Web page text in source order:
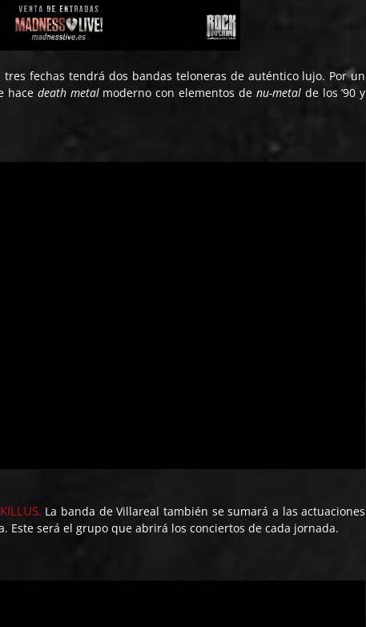
fechas tendrá dos bandas teloneras de auténtico lujo. Por un
hace death metalmoderno con elementos de nu-metalde los ’90 y
KILLUS. La banda de Villareal también se sumará a las actuaciones
Este será el grupo que abrirá los conciertos de cada jornada.